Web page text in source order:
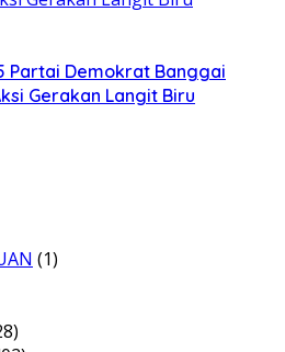
Partai Demokrat Banggai
Gerakan Langit Biru
(1)